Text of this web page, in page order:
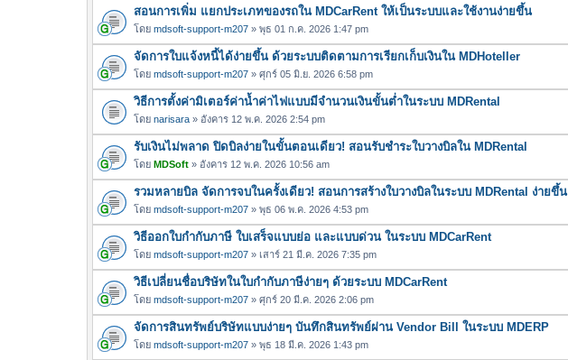
สอนการเพิ่ม แยกประเภทของรถใน MDCarRent ให้เป็นระบบและใช้งานง่ายขึ้น
โดย mdsoft-support-m207 » พุธ 01 ก.ค. 2026 1:47 pm
จัดการใบแจ้งหนี้ได้ง่ายขึ้น ด้วยระบบติดตามการเรียกเก็บเงินใน MDHoteller
โดย mdsoft-support-m207 » ศุกร์ 05 มิ.ย. 2026 6:58 pm
วิธีการตั้งค่ามิเตอร์ค่าน้ำค่าไฟแบบมีจำนวนเงินขั้นต่ำในระบบ MDRental
โดย narisara » อังคาร 12 พ.ค. 2026 2:54 pm
รับเงินไม่พลาด ปิดบิลง่ายในขั้นตอนเดียว! สอนรับชำระใบวางบิลใน MDRental
โดย MDSoft » อังคาร 12 พ.ค. 2026 10:56 am
รวมหลายบิล จัดการจบในครั้งเดียว! สอนการสร้างใบวางบิลในระบบ MDRental ง่ายขึ้น
โดย mdsoft-support-m207 » พุธ 06 พ.ค. 2026 4:53 pm
วิธีออกใบกำกับภาษี ใบเสร็จแบบย่อ และแบบด่วน ในระบบ MDCarRent
โดย mdsoft-support-m207 » เสาร์ 21 มี.ค. 2026 7:35 pm
วิธีเปลี่ยนชื่อบริษัทในใบกำกับภาษีง่ายๆ ด้วยระบบ MDCarRent
โดย mdsoft-support-m207 » ศุกร์ 20 มี.ค. 2026 2:06 pm
จัดการสินทรัพย์บริษัทแบบง่ายๆ บันทึกสินทรัพย์ผ่าน Vendor Bill ในระบบ MDERP
โดย mdsoft-support-m207 » พุธ 18 มี.ค. 2026 1:43 pm